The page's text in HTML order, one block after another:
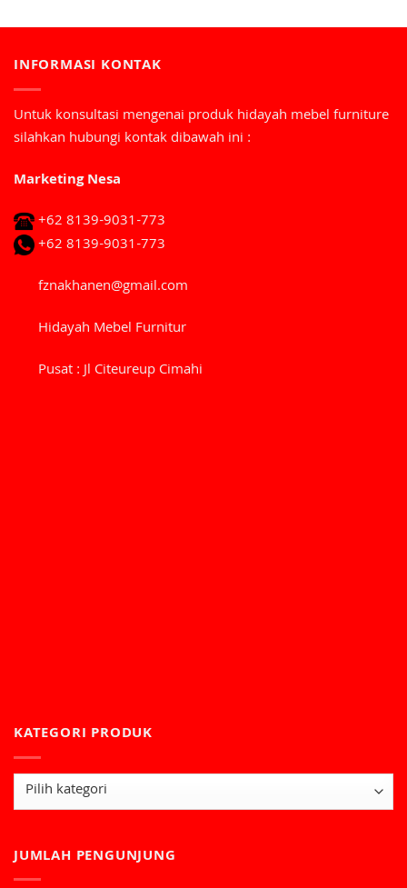
INFORMASI KONTAK
Untuk konsultasi mengenai produk hidayah mebel furniture
silahkan hubungi kontak dibawah ini :
Marketing Nesa
+62 8139-9031-773
+62 8139-9031-773
fznakhanen@gmail.com
Hidayah Mebel Furnitur
Pusat : Jl Citeureup Cimahi
KATEGORI PRODUK
JUMLAH PENGUNJUNG